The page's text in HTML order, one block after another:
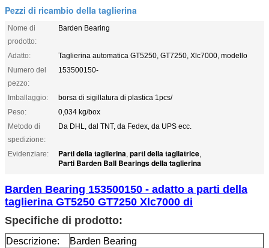
Pezzi di ricambio della taglierina
Nome di
prodotto:
Barden Bearing
Adatto:
Taglierina automatica GT5250, GT7250, Xlc7000, modello
Numero del
pezzo:
153500150-
Imballaggio:
borsa di sigillatura di plastica 1pcs/
Peso:
0,034 kg/box
Metodo di
spedizione:
Da DHL, dal TNT, da Fedex, da UPS ecc.
Evidenziare: Parti della taglierina, parti della tagliatrice,
Parti Barden Ball Bearings della taglierina
Barden Bearing 153500150 - adatto a parti della
taglierina GT5250 GT7250 Xlc7000 di
Specifiche di prodotto:
Descrizione:
Barden Bearing